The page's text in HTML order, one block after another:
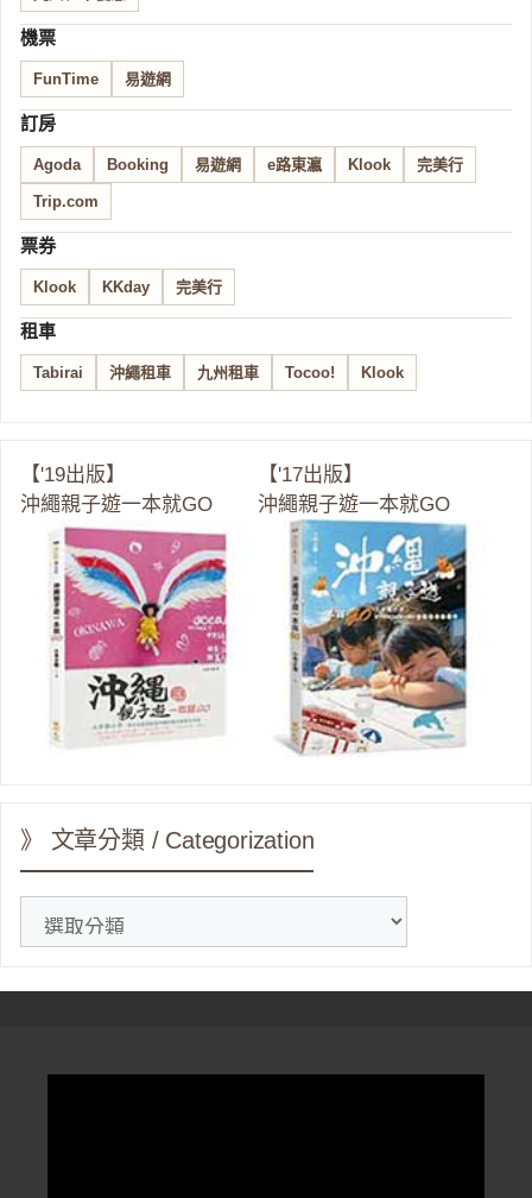
機票
FunTime 易遊網
訂房
Agoda Booking 易遊網 e路東瀛 Klook 完美行
Trip.com
票券
Klook KKday 完美行
租車
Tabirai 沖繩租車 九州租車 Tocoo! Klook
【'19出版】
沖繩親子遊一本就GO
【'17出版】
沖繩親子遊一本就GO
》 文章分類 / Categorization
分